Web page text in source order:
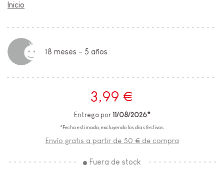
Inicio
18 meses - 5 años
3,99 €
Entrega por 11/08/2026*
*Fecha estimada, excluyendo los días festivos.
Envío gratis a partir de 50 € de compra
Fuera de stock